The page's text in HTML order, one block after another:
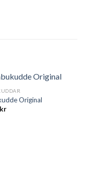
Original
kr